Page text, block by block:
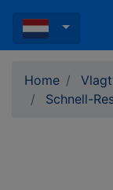
Home
Schnell-